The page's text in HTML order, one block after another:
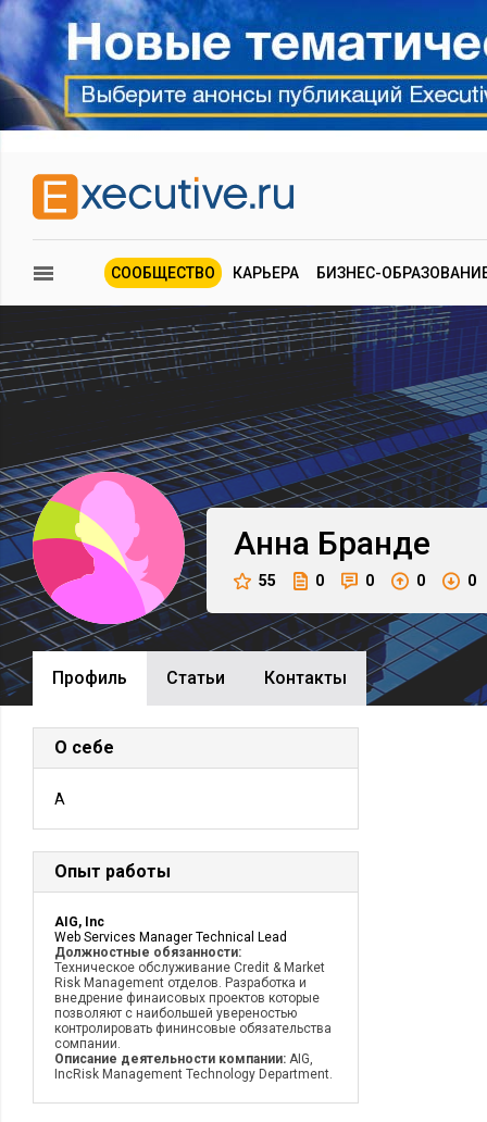
СООБЩЕСТВО КАРЬЕРА БИЗНЕС-
Анна Бранде
55 0 0 0 0
Профиль Cтатьи Контакты
О себе
A
Опыт работы
AIG, Inc
Web Services Manager Technical Lead
Должностные обязанности:
Техническое обслуживание Credit & Market
Risk Management отделов. Разработка и
внедрение финаисовых проектов которые
позволяют с наибольшей увереностью
контролировать фининсовые обязательства
сомпании.
Описание деятельности компании: AIG,
IncRisk Management Technology Department.